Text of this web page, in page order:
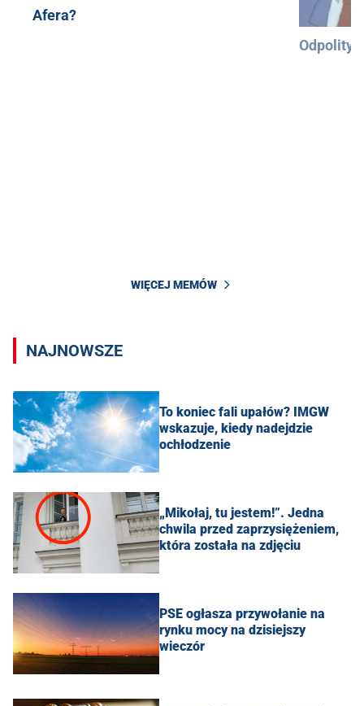
Afera?
WIĘCEJ MEMÓW
NAJNOWSZE
To koniec fali upałów? IMGW
wskazuje, kiedy nadejdzie
ochłodzenie
„Mikołaj, tu jestem!”. Jedna
chwila przed zaprzysiężeniem,
która została na zdjęciu
PSE ogłasza przywołanie na
rynku mocy na dzisiejszy
wieczór